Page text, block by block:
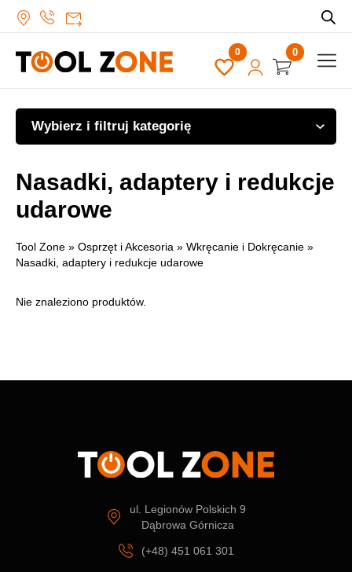
0
Wybierz i filtruj kategorię
Nasadki, adaptery i redukcje
udarowe
Tool Zone » Osprzęt i Akcesoria » Wkręcanie i Dokręcanie »
Nasadki, adaptery i redukcje udarowe
Nie znaleziono produktów.
ul. Legionów Polskich 9
Dąbrowa Górnicza
(+48) 451 061 301